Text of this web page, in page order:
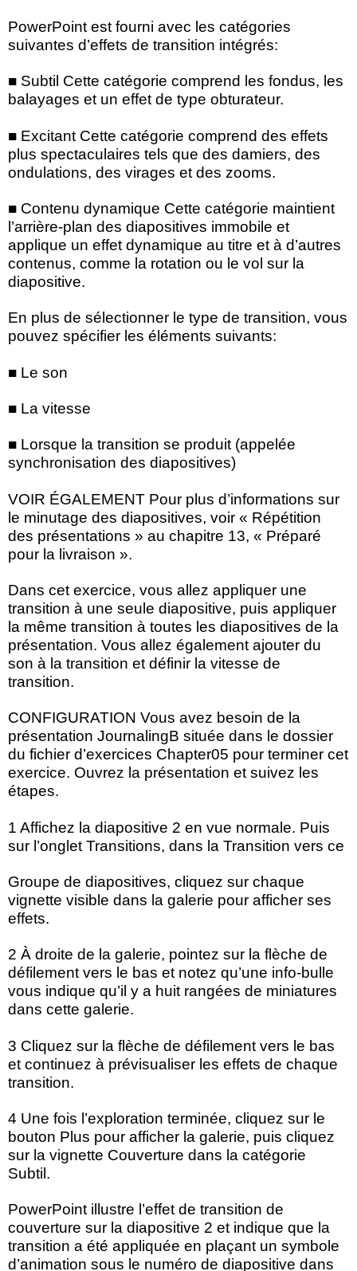
PowerPoint est fourni avec les catégories
suivantes d’effets de transition intégrés:
■ Subtil Cette catégorie comprend les fondus, les
balayages et un effet de type obturateur.
■ Excitant Cette catégorie comprend des effets
plus spectaculaires tels que des damiers, des
ondulations, des virages et des zooms.
■ Contenu dynamique Cette catégorie maintient
l’arrière-plan des diapositives immobile et
applique un effet dynamique au titre et à d’autres
contenus, comme la rotation ou le vol sur la
diapositive.
En plus de sélectionner le type de transition, vous
pouvez spécifier les éléments suivants:
■ Le son
■ La vitesse
■ Lorsque la transition se produit (appelée
synchronisation des diapositives)
VOIR ÉGALEMENT Pour plus d’informations sur
le minutage des diapositives, voir « Répétition
des présentations » au chapitre 13, « Préparé
pour la livraison ».
Dans cet exercice, vous allez appliquer une
transition à une seule diapositive, puis appliquer
la même transition à toutes les diapositives de la
présentation. Vous allez également ajouter du
son à la transition et définir la vitesse de
transition.
CONFIGURATION Vous avez besoin de la
présentation JournalingB située dans le dossier
du fichier d’exercices Chapter05 pour terminer cet
exercice. Ouvrez la présentation et suivez les
étapes.
1 Affichez la diapositive 2 en vue normale. Puis
sur l’onglet Transitions, dans la Transition vers ce
Groupe de diapositives, cliquez sur chaque
vignette visible dans la galerie pour afficher ses
effets.
2 À droite de la galerie, pointez sur la flèche de
défilement vers le bas et notez qu’une info-bulle
vous indique qu’il y a huit rangées de miniatures
dans cette galerie.
3 Cliquez sur la flèche de défilement vers le bas
et continuez à prévisualiser les effets de chaque
transition.
4 Une fois l’exploration terminée, cliquez sur le
bouton Plus pour afficher la galerie, puis cliquez
sur la vignette Couverture dans la catégorie
Subtil.
PowerPoint illustre l’effet de transition de
couverture sur la diapositive 2 et indique que la
transition a été appliquée en plaçant un symbole
d’animation sous le numéro de diapositive dans